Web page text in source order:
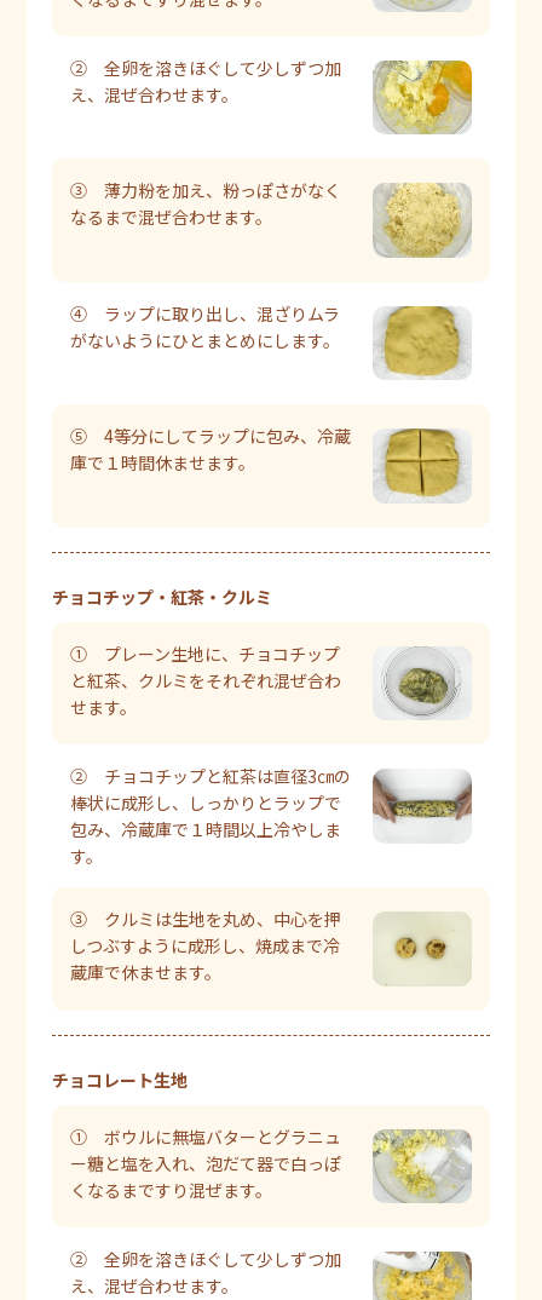
② 全卵を溶きほぐして少しずつ加
え、混ぜ合わせます。
③ 薄力粉を加え、粉っぽさがなく
なるまで混ぜ合わせます。
④ ラップに取り出し、混ざりムラ
がないようにひとまとめにします。
⑤ 4等分にしてラップに包み、冷蔵
庫で１時間休ませます。
チョコチップ・紅茶・クルミ
① プレーン生地に、チョコチップ
と紅茶、クルミをそれぞれ混ぜ合わ
せます。
② チョコチップと紅茶は直径3㎝の
棒状に成形し、しっかりとラップで
包み、冷蔵庫で１時間以上冷やしま
す。
③ クルミは生地を丸め、中心を押
しつぶすように成形し、焼成まで冷
蔵庫で休ませます。
チョコレート生地
① ボウルに無塩バターとグラニュ
ー糖と塩を入れ、泡だて器で白っぽ
くなるまですり混ぜます。
② 全卵を溶きほぐして少しずつ加
え、混ぜ合わせます。